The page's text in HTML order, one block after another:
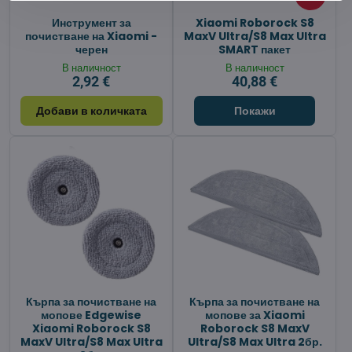
Инструмент за
почистване на Xiaomi -
черен
В наличност
2,92 €
Добави в количката
Xiaomi Roborock S8
MaxV Ultra/S8 Max Ultra
SMART пакет
В наличност
40,88 €
Покажи
Кърпа за почистване на
мопове Edgewise
Xiaomi Roborock S8
MaxV Ultra/S8 Max Ultra
Кърпа за почистване на
мопове за Xiaomi
Roborock S8 MaxV
Ultra/S8 Max Ultra 2бр.